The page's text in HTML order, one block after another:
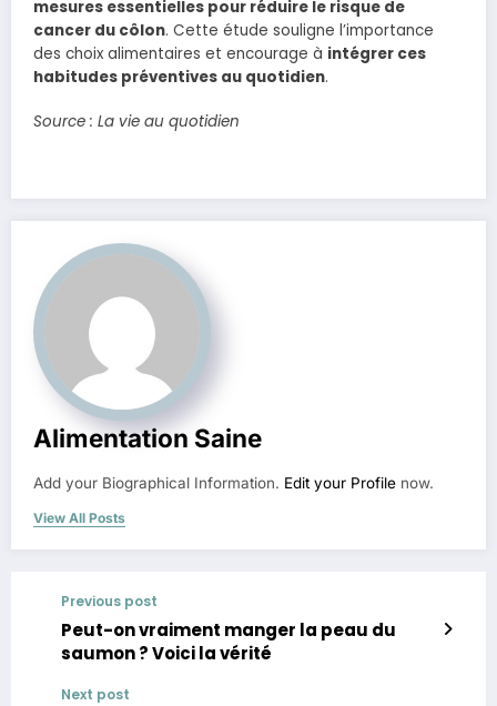
mesures essentielles pour réduire le risque de
cancer du côlon. Cette étude souligne l’importance
des choix alimentaires et encourage à intégrer ces
habitudes préventives au quotidien.
Source : La vie au quotidien
Alimentation Saine
Add your Biographical Information. Edit your Profile now.
View All Posts
Previous post
Peut-on vraiment manger la peau du
saumon ? Voici la vérité
Next post